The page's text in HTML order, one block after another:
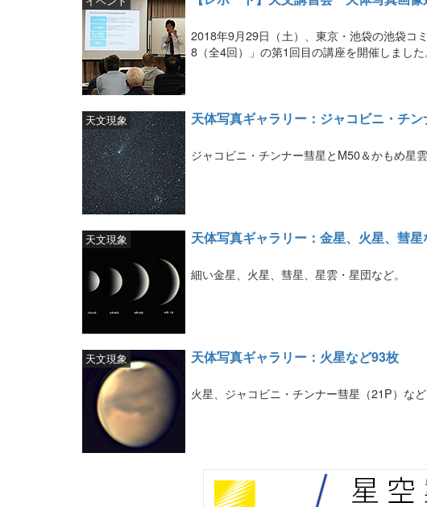
2018年9月29日（土）、東京・池袋の池袋コ
8（全4回）」の第1回目の講座を開催しまし
天体写真ギャラリー：ジャコビニ・チ
天文現象
ジャコビニ・チンナー彗星とM50＆かもめ星
天体写真ギャラリー：金星、火星、彗
天文現象
細い金星、火星、彗星、星雲・星団など。
天体写真ギャラリー：火星など93枚
天文現象
火星、ジャコビニ・チンナー彗星（21P）など